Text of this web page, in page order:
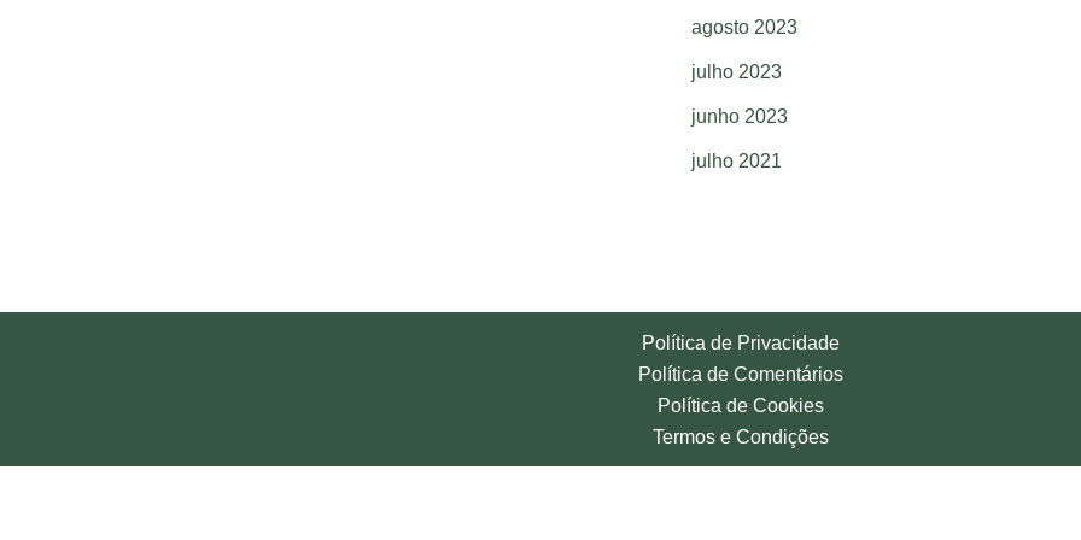
agosto 2023
julho 2023
junho 2023
julho 2021
Política de Privacidade
Política de Comentários
Política de Cookies
Termos e Condições